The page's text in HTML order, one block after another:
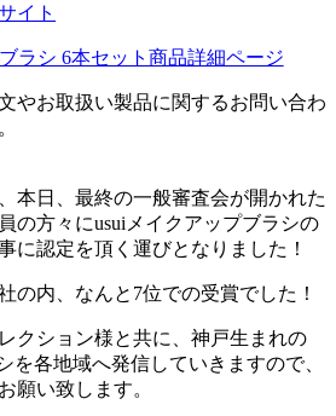
イト
ラシ 6本セット商品詳細ページ
やお取扱い製品に関するお問い合わ
本日、最終の一般審査会が開かれた
の方々にusuiメイクアップブラシの
に認定を頂く運びとなりました！
の内、なんと7位での受賞でした！
クション様と共に、神戸生まれの
を各地域へ発信していきますので、
願い致します。